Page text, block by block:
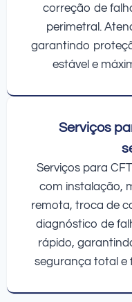
correção de
perimetral.
garantindo
estável e
Serviços
Serviços para
com instalação,
remota, troca de
diagnóstico de
rápido,
segurança total e